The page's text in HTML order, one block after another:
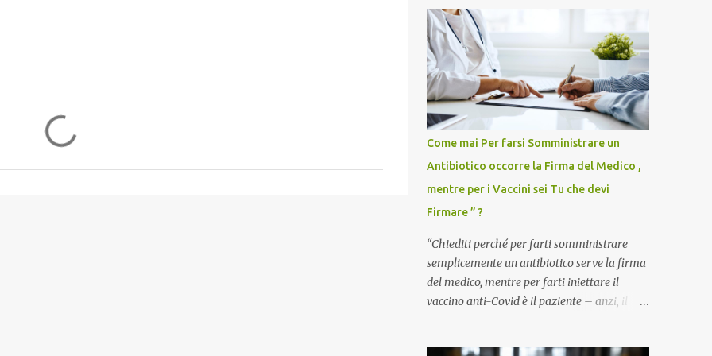
Come mai Per farsi Somministrare un
Antibiotico occorre la Firma del Medico ,
mentre per i Vaccini sei Tu che devi
Firmare ” ?
“Chiediti perché per farti somministrare
semplicemente un antibiotico serve la firma
del medico, mentre per farti iniettare il
vaccino anti-Covid è il paziente – anzi, il